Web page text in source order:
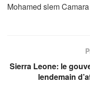
Mohamed slem Camara
Sierra Leone: le
lendemain